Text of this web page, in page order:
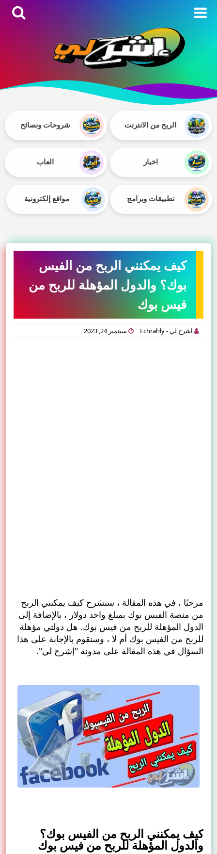
الربح من الانترنت شروحات ونصائح
اخبار العاب
تطبيقات وبرامج مواقع إلكترونية
كيف يمكنني الربح من الفيس
بوك؟ والدول المؤهلة للربح من
فيس بوك
اشرح لي - Echrahly سبتمبر 24, 2023
مرحبًا ، في هذه المقالة ، سنشرح كيف يمكنني الربح
من منصة الفيس بوك بمبلغ واحد دولار ، بالإضافة إلى
الدول المؤهلة للربح من فيس بوك. هل دولتي مؤهلة
للربح من الفيس بوك أم لا ، وسنقوم بالإجابة على هذا
السؤال في هذه المقالة على مدونة "إشرح لي".
كيف يمكنني الربح من الفيس بوك؟
والدول المؤهلة للربح من فيس بوك